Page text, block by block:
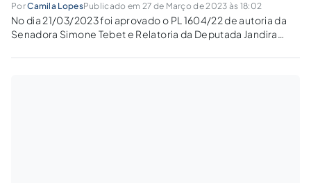
PorCamila LopesPublicado em 27 de Março de 2023 às 18:02
No dia 21/03/2023 foi aprovado o PL 1604/22 de autoria da
Senadora Simone Tebet e Relatoria da Deputada Jandira
de lei em questão altera a Lei nº 11.340/06 - Lei Maria da...